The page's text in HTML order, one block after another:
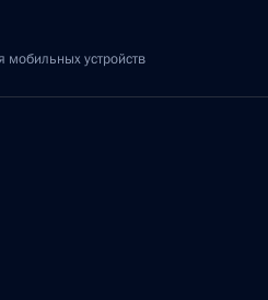
мобильных устройств